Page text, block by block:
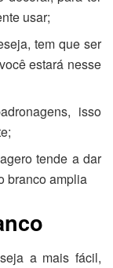
usar;
tem que ser
estará nesse
isso
tende a dar
branco amplia
seja a mais fácil,